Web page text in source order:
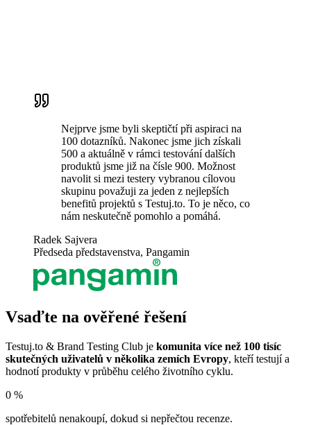
Nejprve jsme byli skeptičtí při aspiraci na
100 dotazníků. Nakonec jsme jich získali
500 a aktuálně v rámci testování dalších
produktů jsme již na čísle 900. Možnost
navolit si mezi testery vybranou cílovou
skupinu považuji za jeden z nejlepších
benefitů projektů s Testuj.to. To je něco, co
nám neskutečně pomohlo a pomáhá.
Radek Sajvera
Předseda představenstva, Pangamin
Vsaďte na ověřené řešení
Testuj.to & Brand Testing Club je komunita více než 100 tisíc
skutečných uživatelů v několika zemích Evropy, kteří testují a
hodnotí produkty v průběhu celého životního cyklu.
0 %
spotřebitelů nenakoupí, dokud si nepřečtou recenze.